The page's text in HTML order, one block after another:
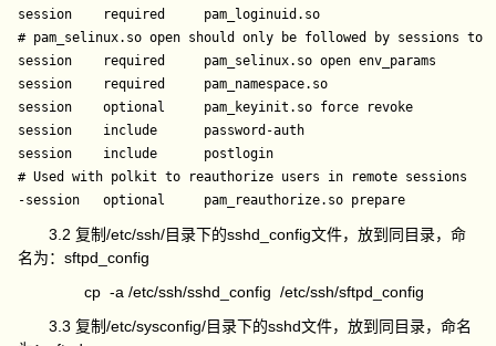
session    required     pam_loginuid.so
# pam_selinux.so open should only be followed by sessions
session    required     pam_selinux.so open env_params
session    required     pam_namespace.so
session    optional     pam_keyinit.so force revoke
session    include      password-auth
session    include      postlogin
# Used with polkit to reauthorize users in remote sessions
3.2 复制/etc/ssh/目录下的sshd_config文件，放到同目录，命
名为：sftpd_config
cp -a /etc/ssh/sshd_config /etc/ssh/sftpd_config
3.3 复制/etc/sysconfig/目录下的sshd文件，放到同目录，命名